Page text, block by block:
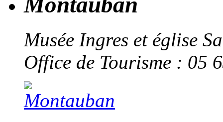
Musée Ingres et église
Office de Tourisme : 05